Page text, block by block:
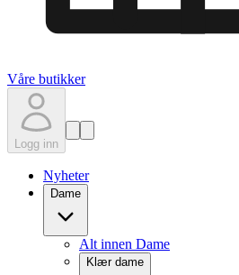
Våre butikker
Logg inn
Nyheter
Dame
Alt innen Dame
Klær dame